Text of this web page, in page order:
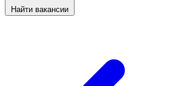
Найти вакансии